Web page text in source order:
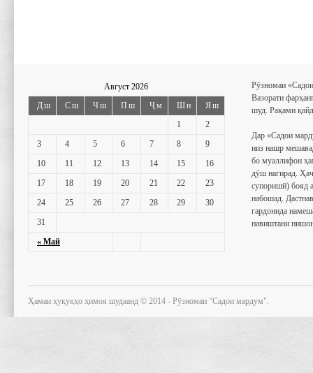
Август 2026
Дш
Сш Чш Пш Ҷм Шн Яш
« Май
1
2
3
4 5 6 7 8
9
10
11 12 13 14 15
16
17
18 19 20 21 22
23
24
25 26 27 28 29
30
31
Рӯзномаи
Вазорати
шуд. Рақами
Дар «Садои
низ нашр
бо муаллифон
дӯш нагирад.
супоришӣ) бояд
набошад.
гардонида
навиштани
Ҳамаи ҳуқуқҳо ҳимоя шудаанд © 2014 - Рӯзномаи "Садои мардум".